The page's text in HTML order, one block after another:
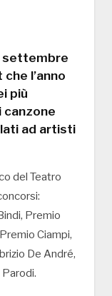
settembre
l’anno
più
ad artisti
del Teatro
Premio
Ciampi,
De André,